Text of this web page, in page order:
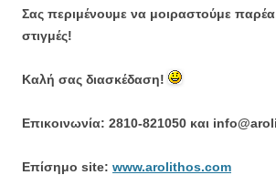
Σας περιμένουμε να μοιραστούμε
στιγμές!
Καλή σας διασκέδαση!
Επικοινωνία: 2810-821050 και
Eπίσημο site: www.arolithos.com